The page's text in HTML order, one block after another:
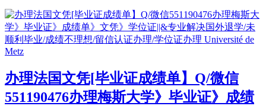
办理法国文凭[毕业证成绩单】Q/微信
551190476办理梅斯大学》毕业证》成绩